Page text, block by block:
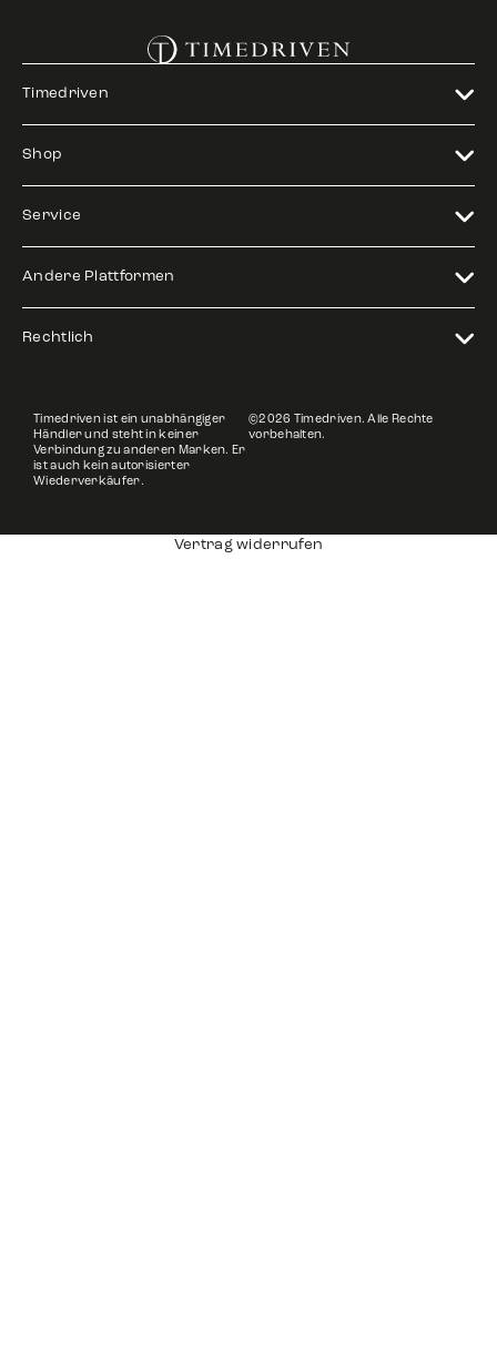
Timedriven
Shop
Service
Andere Plattformen
Rechtlich
Timedriven ist ein unabhängiger
Händler und steht in keiner
Verbindung zu anderen Marken. Er
ist auch kein autorisierter
Wiederverkäufer.
©2026 Timedriven. Alle Rechte
vorbehalten.
Vertrag widerrufen